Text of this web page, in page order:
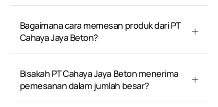
Bagaimana cara memesan produk dari PT
Cahaya Jaya Beton?
Bisakah PT Cahaya Jaya Beton menerima
pemesanan dalam jumlah besar?